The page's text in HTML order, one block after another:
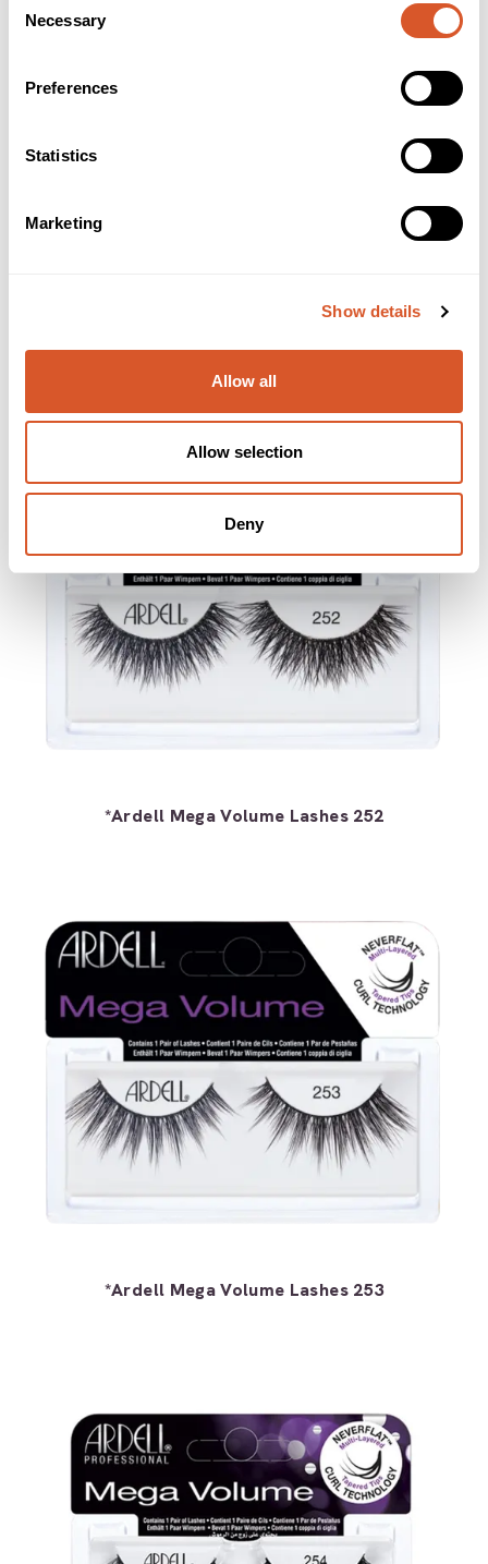
Selection
Necessary
Preferences
Statistics
Marketing
Show details
Allow all
Allow selection
Deny
*Ardell Mega Volume Lashes 252
*Ardell Mega Volume Lashes 253